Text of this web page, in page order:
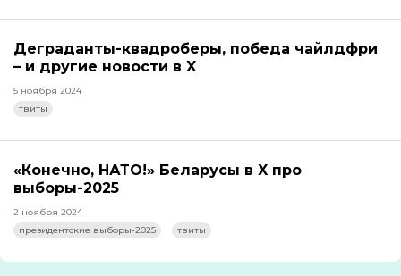
Деграданты-квадроберы, победа чайлдфри
– и другие новости в X
5 ноября 2024
твиты
«Конечно, НАТО!» Беларусы в X про
выборы-2025
2 ноября 2024
президентские выборы-2025
твиты